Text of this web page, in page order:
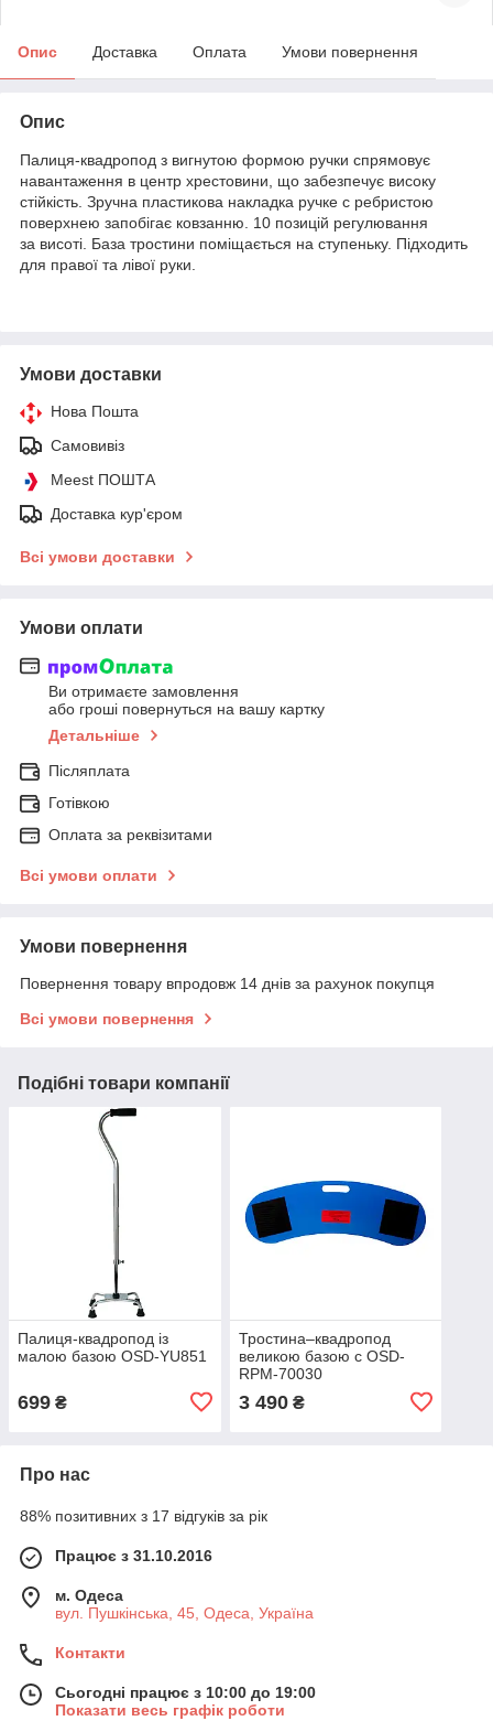
Опис Доставка Оплата Умови повернення
Опис
Палиця-квадропод з вигнутою формою ручки спрямовує
навантаження в центр хрестовини, що забезпечує високу
стійкість. Зручна пластикова накладка ручке с ребристою
поверхнею запобігає ковзанню. 10 позицій регулювання
за висоті. База тростини поміщається на ступеньку. Підходить
для правої та лівої руки.
Умови доставки
Нова Пошта
Самовивіз
Meest ПОШТА
Доставка кур'єром
Всі умови доставки
Умови оплати
Ви отримаєте замовлення
або гроші повернуться на вашу картку
Детальніше
Післяплата
Готівкою
Оплата за реквізитами
Всі умови оплати
Умови повернення
Повернення товару впродовж 14 днів за рахунок покупця
Всі умови повернення
Подібні товари компанії
Палиця-квадропод із
малою базою OSD-YU851
699 ₴
Тростина–квадропод
великою базою c OSD-
RPM-70030
3 490₴
Про нас
88% позитивних з 17 відгуків за рік
Працює з 31.10.2016
м. Одеса
вул. Пушкінська, 45, Одеса, Україна
Контакти
Сьогодні працює з 10:00 до 19:00
Показати весь графік роботи